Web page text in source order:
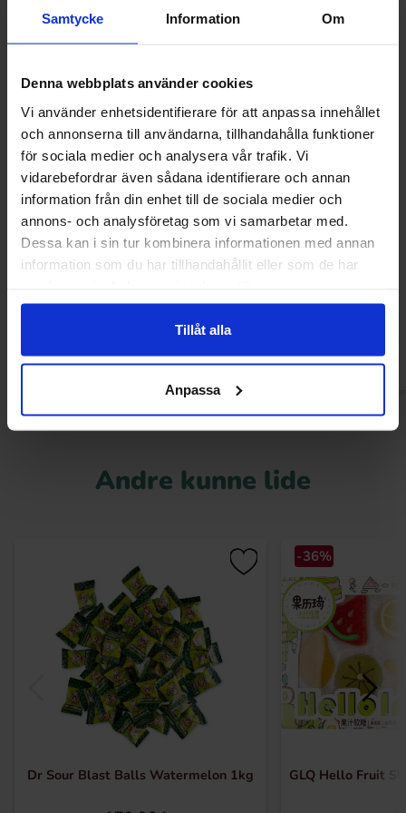
Samtycke Information Om
Denna webbplats använder cookies
Vi använder enhetsidentifierare för att anpassa innehållet
och annonserna till användarna, tillhandahålla funktioner
för sociala medier och analysera vår trafik. Vi
vidarebefordrar även sådana identifierare och annan
information från din enhet till de sociala medier och
annons- och analysföretag som vi samarbetar med.
Dessa kan i sin tur kombinera informationen med annan
information som du har tillhandahållit eller som de har
Tillåt alla
Anpassa
-18%
Malaco Gott & Blandat Juicy Giants
170g
Swizzels
Andre kunne lide
Dr Sour Blast Balls Watermelon 1kg
-36%
GLQ Hello Fruit